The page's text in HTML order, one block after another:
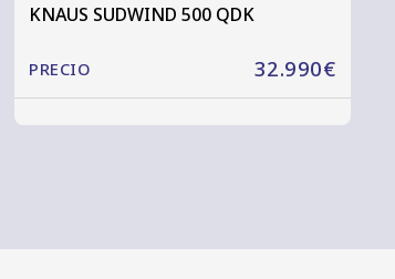
KNAUS SUDWIND 500 QDK
32.990€
PRECIO